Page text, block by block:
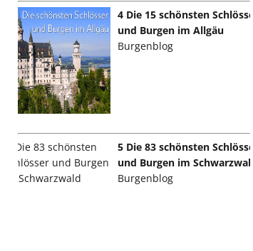
4 Die 15 schönsten Schlösser
und Burgen im Allgäu
Burgenblog
5 Die 83 schönsten Schlösser
und Burgen im Schwarzwald
Burgenblog